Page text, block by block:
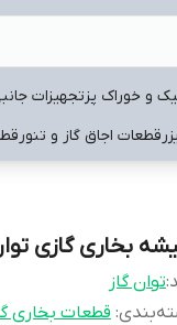
و خوراک پزتجهیزات
قطعات اجاق گاز و تنور
بخاری گازی توان گاز
توان گاز
: قطعات بخاری